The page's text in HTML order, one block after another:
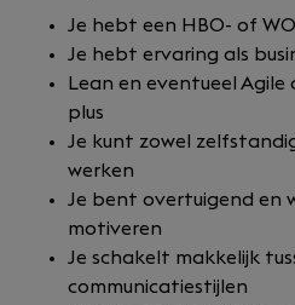
Je hebt een HBO- of
Je hebt ervaring als
Lean en eventueel
plus
Je kunt zowel
werken
Je bent overtuigend en
motiveren
Je schakelt makkelijk
communicatiestijlen